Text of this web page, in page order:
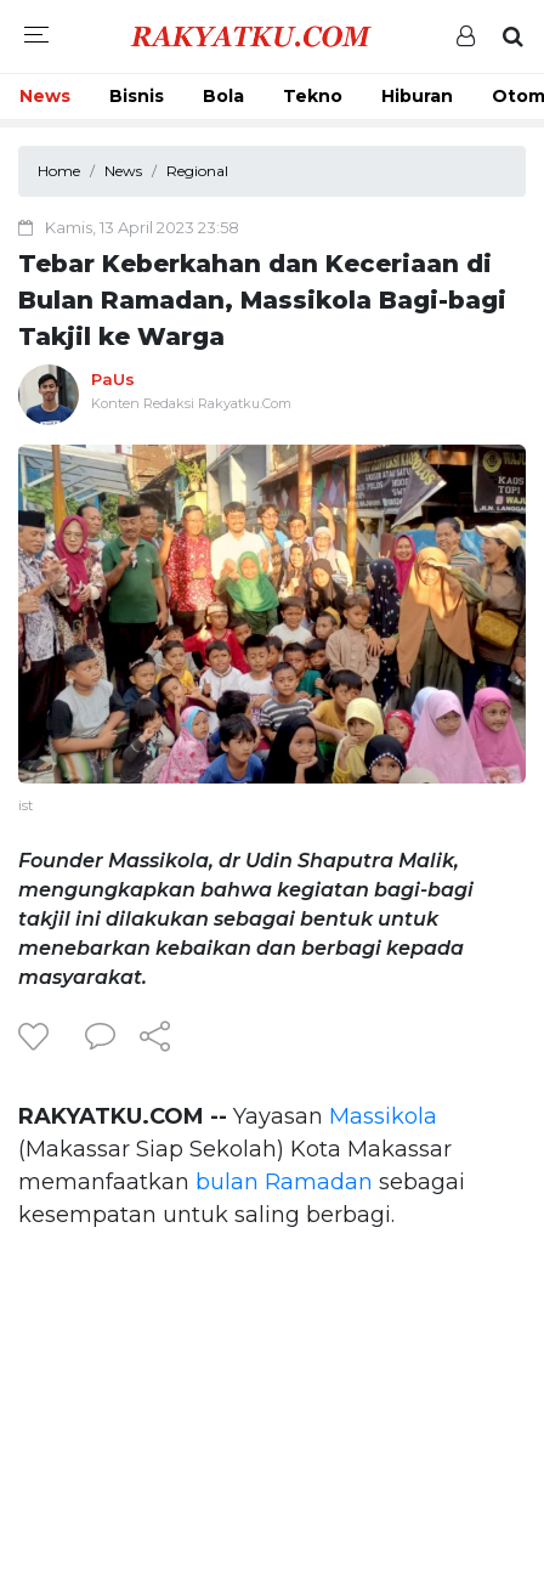
News Bisnis Bola Tekno Hiburan
Home News Regional
Kamis, 13 April 2023 23:58
Tebar Keberkahan dan Keceriaan di
Bulan Ramadan, Massikola Bagi-bagi
Takjil ke Warga
PaUs
Konten Redaksi Rakyatku.Com
ist
Founder Massikola, dr Udin Shaputra Malik,
mengungkapkan bahwa kegiatan bagi-bagi
takjil ini dilakukan sebagai bentuk untuk
menebarkan kebaikan dan berbagi kepada
masyarakat.
RAKYATKU.COM -- Yayasan Massikola
(Makassar Siap Sekolah) Kota Makassar
memanfaatkan bulan Ramadan sebagai
kesempatan untuk saling berbagi.